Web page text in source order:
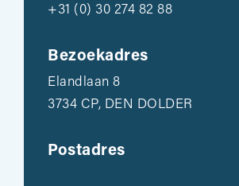
+31 (0) 30 274 82 88
Bezoekadres
Elandlaan 8
3734 CP, DEN DOLDER
Postadres